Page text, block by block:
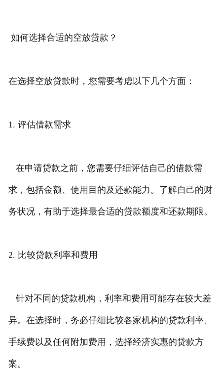
如何选择合适的空放贷款？
在选择空放贷款时，您需要考虑以下几个方面：
1. 评估借款需求
在申请贷款之前，您需要仔细评估自己的借款需
求，包括金额、使用目的及还款能力。了解自己的财
务状况，有助于选择最合适的贷款额度和还款期限。
2. 比较贷款利率和费用
针对不同的贷款机构，利率和费用可能存在较大差
异。在选择时，务必仔细比较各家机构的贷款利率、
手续费以及任何附加费用，选择经济实惠的贷款方
案。